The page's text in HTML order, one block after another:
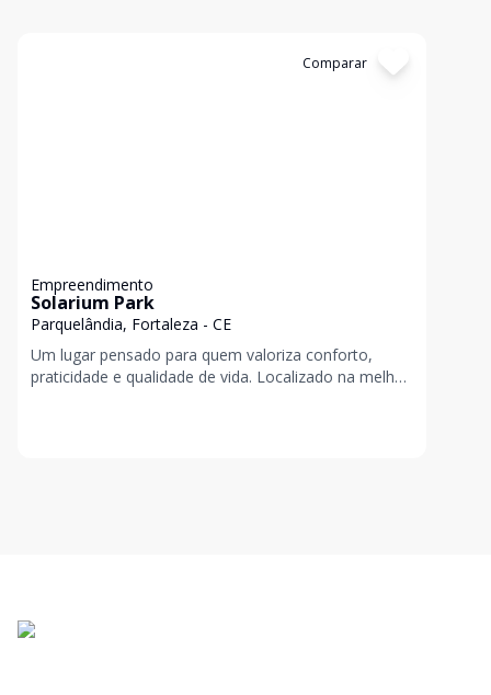
Comparar
Empreendimento
Solarium Park
Parquelândia, Fortaleza - CE
Um lugar pensado para quem valoriza conforto,
praticidade e qualidade de vida. Localizado na melhor